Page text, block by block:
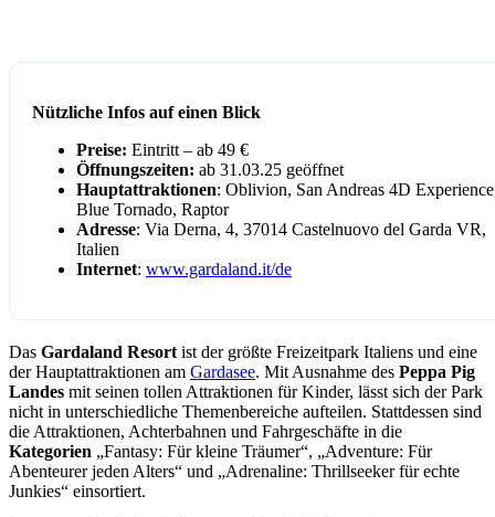
Nützliche Infos auf einen Blick
Preise: Eintritt – ab 49 €
Öffnungszeiten: ab 31.03.25 geöffnet
Hauptattraktionen: Oblivion, San Andreas 4D
Blue Tornado, Raptor
Adresse: Via Derna, 4, 37014 Castelnuovo del Garda VR,
Italien
Internet: www.gardaland.it/de
Das Gardaland Resort ist der größte Freizeitpark Italiens und eine
der Hauptattraktionen am Gardasee. Mit Ausnahme des Peppa Pig
Landes mit seinen tollen Attraktionen für Kinder, lässt sich der Park
nicht in unterschiedliche Themenbereiche aufteilen. Stattdessen sind
die Attraktionen, Achterbahnen und Fahrgeschäfte in die
Kategorien „Fantasy: Für kleine Träumer“, „Adventure: Für
Abenteurer jeden Alters“ und „Adrenaline: Thrillseeker für echte
Junkies“ einsortiert.